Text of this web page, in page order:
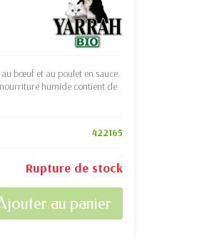
bœuf et au poulet en sauce.
humide contient de
422165
Rupture de stock
au panier